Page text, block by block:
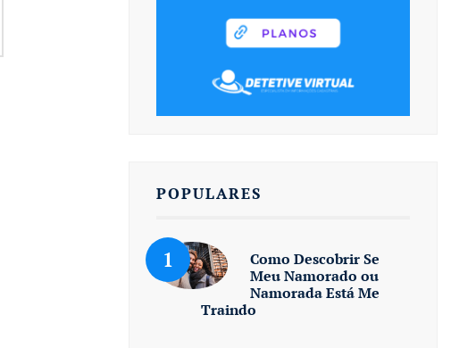
POPULARES
Como Descobrir Se
Meu Namorado ou
Namorada Está Me
Traindo